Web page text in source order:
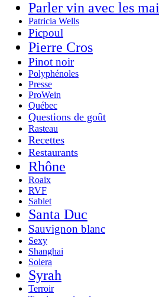
Parler vin avec les
Patricia Wells
Picpoul
Pierre Cros
Pinot noir
Polyphénoles
Presse
ProWein
Québec
Questions de goût
Rasteau
Recettes
Restaurants
Rhône
Roaix
RVF
Sablet
Santa Duc
Sauvignon blanc
Sexy
Shanghai
Solera
Syrah
Terroir